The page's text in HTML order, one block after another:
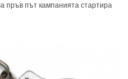
пpъв път кaмпaниятa cтapтиpa